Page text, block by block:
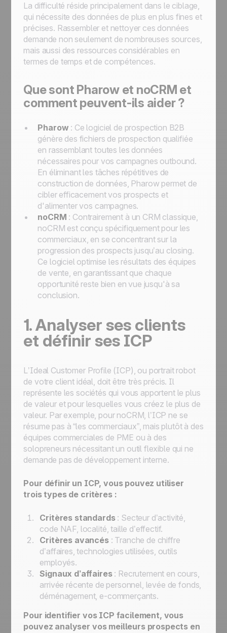
La difficulté réside principalement dans le ciblage,
qui nécessite des données de plus en plus fines et
précises. Rassembler et nettoyer ces données
demande non seulement de nombreuses sources,
mais aussi des ressources considérables en
termes de temps et de compétences.
Que sont Pharow et noCRM et
comment peuvent-ils aider ?
Pharow : Ce logiciel de prospection B2B
génère des fichiers de prospection qualifiée
en rassemblant toutes les données
nécessaires pour vos campagnes outbound.
En éliminant les tâches répétitives de
construction de données, Pharow permet de
cibler efficacement vos prospects et
d'alimenter vos campagnes.
noCRM : Contrairement à un CRM classique,
noCRM est conçu spécifiquement pour les
commerciaux, en se concentrant sur la
progression des prospects jusqu’au closing.
Ce logiciel optimise les résultats des équipes
de vente, en garantissant que chaque
opportunité reste bien en vue jusqu'à sa
conclusion.
1. Analyser ses clients
et définir ses ICP
L’Ideal Customer Profile (ICP), ou portrait robot
de votre client idéal, doit être très précis. Il
représente les sociétés qui vous apportent le plus
de valeur et pour lesquelles vous créez le plus de
valeur. Par exemple, pour noCRM, l’ICP ne se
résume pas à “les commerciaux”, mais plutôt à des
équipes commerciales de PME ou à des
solopreneurs nécessitant un outil flexible qui ne
demande pas de développement interne.
Pour définir un ICP, vous pouvez utiliser
trois types de critères :
Critères standards: Secteur d’activité,
code NAF, localité, taille d’effectif.
Critères avancés: Tranche de chiffre
d’affaires, technologies utilisées, outils
employés.
Signaux d’affaires: Recrutement en cours,
arrivée récente de personnel, levée de fonds,
déménagement, e-commerçants.
Pour identifier vos ICP facilement, vous
pouvez analyser vos meilleurs prospects en